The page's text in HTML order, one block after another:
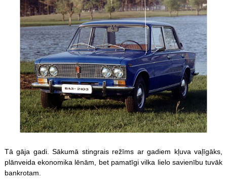
Tā gāja gadi. Sākumā stingrais režīms ar gadiem kļuva vaļīgāks,
plānveida ekonomika lēnām, bet pamatīgi vilka lielo savienību tuvāk
bankrotam.